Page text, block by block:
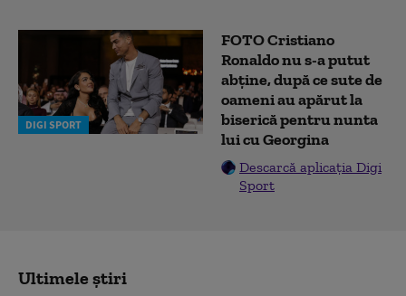
DIGI SPORT
FOTO Cristiano
Ronaldo nu s-a putut
abține, după ce sute de
oameni au apărut la
biserică pentru nunta
lui cu Georgina
Descarcă aplicația Digi
Sport
Ultimele știri